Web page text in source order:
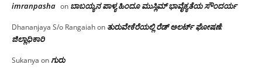
imranpasha on ಬಾಬಯ್ಯನ ಪಾಳ್ಯ ಹಿಂದೂ ಮುಸ್ಲಿಮ್ ಭಾವೈಕ್ಯತೆಯ ಸೌಂದರ್ಯ
Dhananjaya S/o Rangaiahon ತುರುವೇಕೆರೆಯಲ್ಲಿ ರೆಡ್ ಅಲರ್ಟ್ ಘೋಷಣೆ:
ಜಿಲ್ಲಾಧಿಕಾರಿ
Sukanya onಗುರು